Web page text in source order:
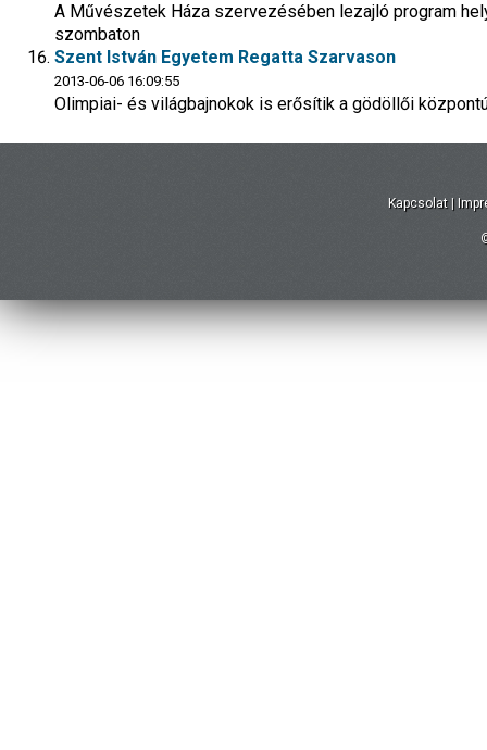
A Művészetek Háza szervezésében lezajló program
szombaton
Szent István Egyetem Regatta Szarvason
2013-06-06 16:09:55
Olimpiai- és világbajnokok is erősítik a gödöllői
Kapcsolat |